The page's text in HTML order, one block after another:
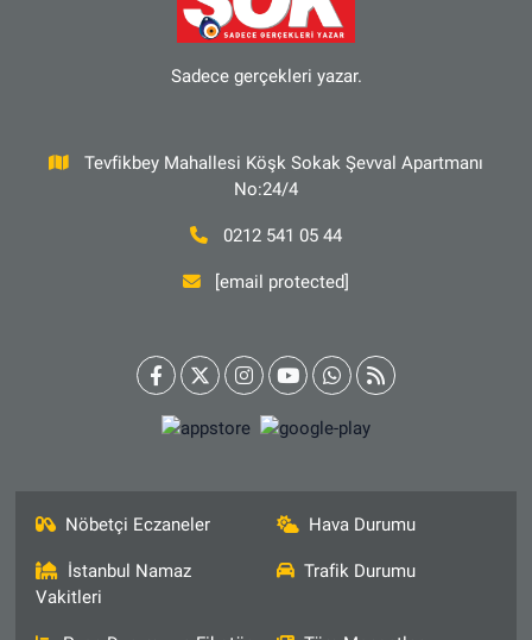
Sadece gerçekleri yazar.
Tevfikbey Mahallesi Köşk Sokak Şevval Apartmanı
No:24/4
0212 541 05 44
[email protected]
Nöbetçi Eczaneler Hava Durumu
İstanbul Namaz
Vakitleri
Trafik Durumu